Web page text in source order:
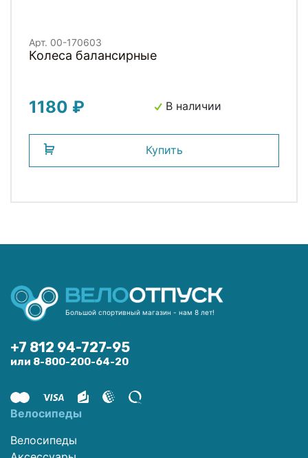
Арт. 00-170603
Колеса балансирные
1180 ₽ В наличии
Купить
Большой спортивный магазин - нам 8 лет!
+7 812 94-727-95
или 8-800-200-64-20
Велосипеды
Велосипеды